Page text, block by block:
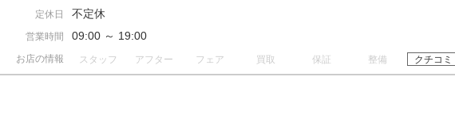
定休日 不定休
営業時間 09:00 ～ 19:00
お店の情報 スタッフ アフター フェア 買取 保証 整備 クチコミ